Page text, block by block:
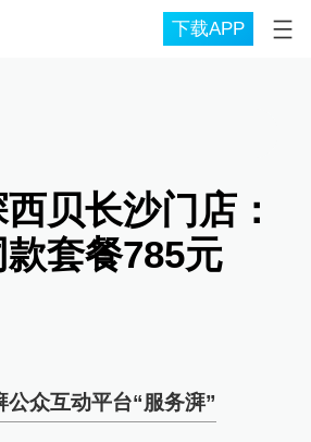
下载APP
贝长沙门店：
套餐785元
公众互动平台“服务湃”